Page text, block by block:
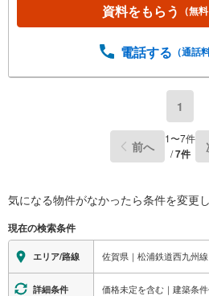
資料をもらう （無料
電話する （通話
1
前へ 1〜7件
/7件
気になる物件がなかったら条件を変更
現在の検索条件
エリア/路線 佐賀県｜松浦鉄道西九州線
詳細条件 価格未定を含む｜建築条